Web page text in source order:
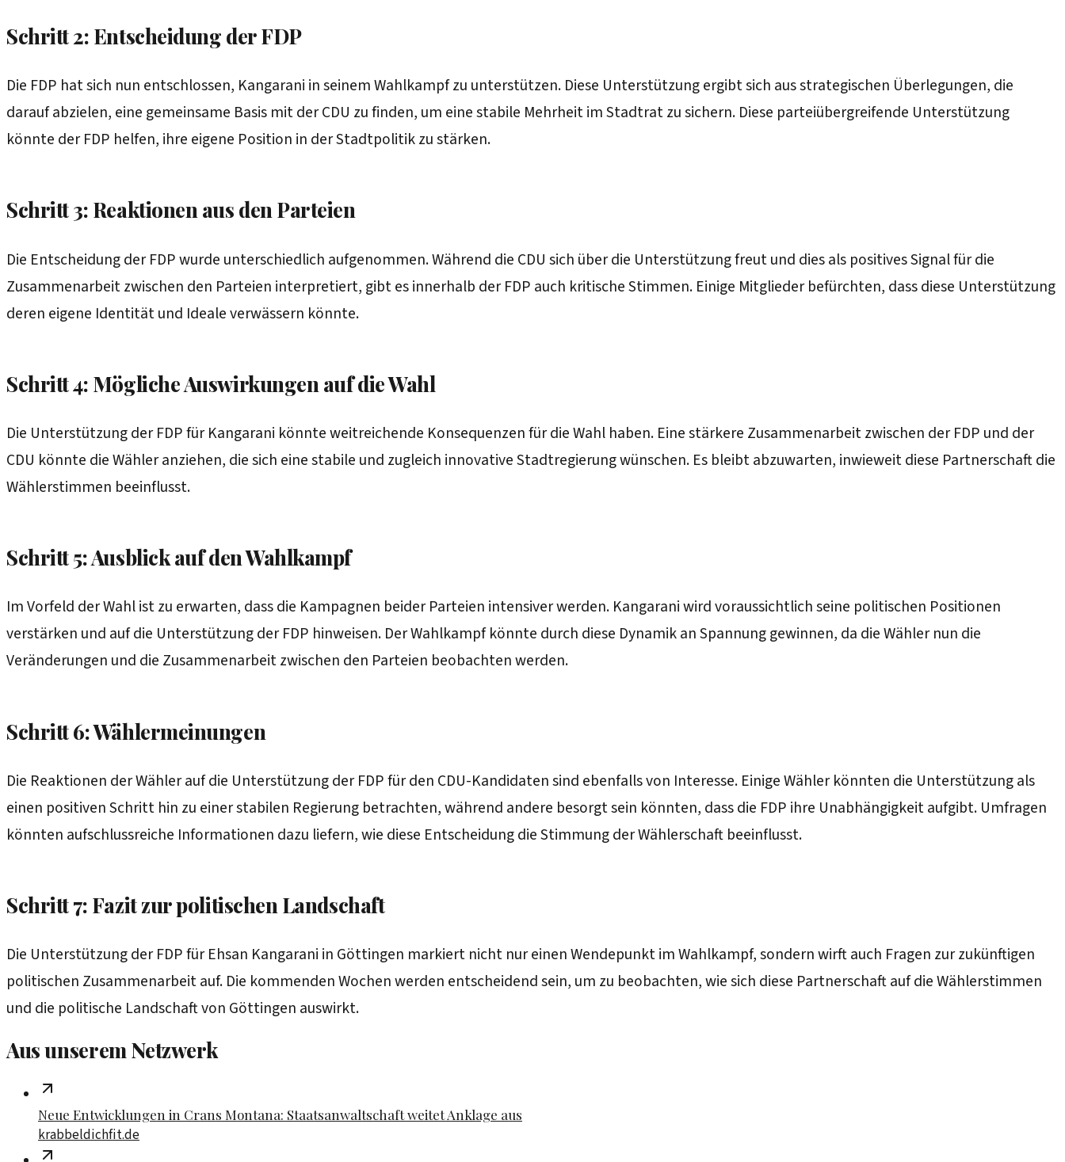
Schritt 2: Entscheidung der FDP
Die FDP hat sich nun entschlossen, Kangarani in seinem Wahlkampf zu unterstützen. Diese Unterstützung ergibt sich aus strategischen Überlegungen, die
darauf abzielen, eine gemeinsame Basis mit der CDU zu finden, um eine stabile Mehrheit im Stadtrat zu sichern. Diese parteiübergreifende Unterstützung
könnte der FDP helfen, ihre eigene Position in der Stadtpolitik zu stärken.
Schritt 3: Reaktionen aus den Parteien
Die Entscheidung der FDP wurde unterschiedlich aufgenommen. Während die CDU sich über die Unterstützung freut und dies als positives Signal für die
Zusammenarbeit zwischen den Parteien interpretiert, gibt es innerhalb der FDP auch kritische Stimmen. Einige Mitglieder befürchten, dass diese Unterstützung
deren eigene Identität und Ideale verwässern könnte.
Schritt 4: Mögliche Auswirkungen auf die Wahl
Die Unterstützung der FDP für Kangarani könnte weitreichende Konsequenzen für die Wahl haben. Eine stärkere Zusammenarbeit zwischen der FDP und der
CDU könnte die Wähler anziehen, die sich eine stabile und zugleich innovative Stadtregierung wünschen. Es bleibt abzuwarten, inwieweit diese Partnerschaft die
Wählerstimmen beeinflusst.
Schritt 5: Ausblick auf den Wahlkampf
Im Vorfeld der Wahl ist zu erwarten, dass die Kampagnen beider Parteien intensiver werden. Kangarani wird voraussichtlich seine politischen Positionen
verstärken und auf die Unterstützung der FDP hinweisen. Der Wahlkampf könnte durch diese Dynamik an Spannung gewinnen, da die Wähler nun die
Veränderungen und die Zusammenarbeit zwischen den Parteien beobachten werden.
Schritt 6: Wählermeinungen
Die Reaktionen der Wähler auf die Unterstützung der FDP für den CDU-Kandidaten sind ebenfalls von Interesse. Einige Wähler könnten die Unterstützung als
einen positiven Schritt hin zu einer stabilen Regierung betrachten, während andere besorgt sein könnten, dass die FDP ihre Unabhängigkeit aufgibt. Umfragen
könnten aufschlussreiche Informationen dazu liefern, wie diese Entscheidung die Stimmung der Wählerschaft beeinflusst.
Schritt 7: Fazit zur politischen Landschaft
Die Unterstützung der FDP für Ehsan Kangarani in Göttingen markiert nicht nur einen Wendepunkt im Wahlkampf, sondern wirft auch Fragen zur zukünftigen
politischen Zusammenarbeit auf. Die kommenden Wochen werden entscheidend sein, um zu beobachten, wie sich diese Partnerschaft auf die Wählerstimmen
und die politische Landschaft von Göttingen auswirkt.
Aus unserem Netzwerk
Neue Entwicklungen in Crans Montana: Staatsanwaltschaft weitet Anklage aus
krabbeldichfit.de